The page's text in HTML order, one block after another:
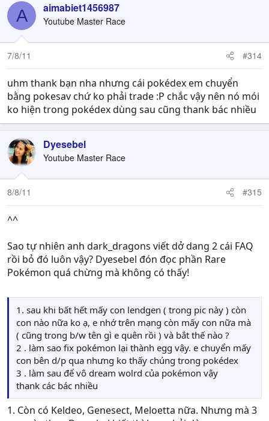
A aimabiet1456987
Youtube Master Race
7/8/11 #314
uhm thank bạn nha nhưng cái pokédex em chuyển
bằng pokesav chứ ko phải trade :P chắc vậy nên nó mói
ko hiện trong pokédex dùng sau cũng thank bác nhiều
Dyesebel
Youtube Master Race
8/8/11 #315
^^
Sao tự nhiên anh dark_dragons viết dở dang 2 cái FAQ
rồi bỏ đó luôn vậy? Dyesebel đón đọc phần Rare
Pokémon quá chừng mà không có thấy!
1. sau khi bất hết mấy con lendgen ( trong pic này ) còn
con nào nữa ko ạ, e nhớ trên mạng còn mấy con nữa mà
( cũng trong b/w tên gì e quên rồi ) và bắt thế nào ?
2 . làm sao fix pokémon lại thành egg vậy. e chuyển mấy
con bên d/p qua nhưng ko thấy chúng trong pokédex
3 . làm sau để vô dream wolrd của pokémon vậy
thank các bác nhiều
1. Còn có Keldeo, Genesect, Meloetta nữa. Nhưng mà 3